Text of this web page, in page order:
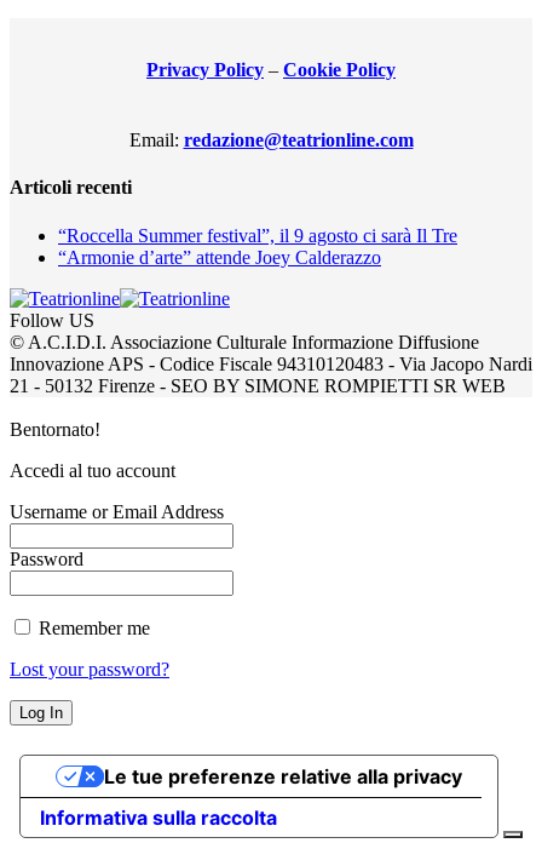
Privacy Policy – Cookie Policy
Email: redazione@teatrionline.com
Articoli recenti
“Roccella Summer festival”, il 9 agosto ci sarà Il Tre
“Armonie d’arte” attende Joey Calderazzo
Follow US
© A.C.I.D.I. Associazione Culturale Informazione Diffusione
Innovazione APS - Codice Fiscale 94310120483 - Via Jacopo Nardi
21 - 50132 Firenze - SEO BY SIMONE ROMPIETTI SR WEB
Bentornato!
Accedi al tuo account
Username or Email Address
Password
Remember me
Lost your password?
Informativa sulla raccolta
Le tue preferenze relative alla privacy